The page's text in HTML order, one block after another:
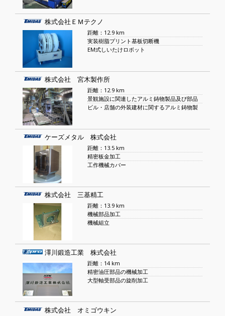
株式会社ＥＭテクノ
距離：12.9 km
実装樹脂プリント基板切断機
EM式しいたけロボット
株式会社 宮木製作所
距離：12.9 km
景観施設に関連したアルミ鋳物製品及び部品
ビル・店舗の外装建材に関するアルミ鋳物製
ケーズメタル 株式会社
距離：13.5 km
精密板金加工
工作機械カバー
株式会社 三基精工
距離：13.9 km
機械部品加工
機械組立
澤川鍛造工業 株式会社
距離：14 km
精密油圧部品の機械加工
大型軸受部品の旋削加工
株式会社 オミゴウキン